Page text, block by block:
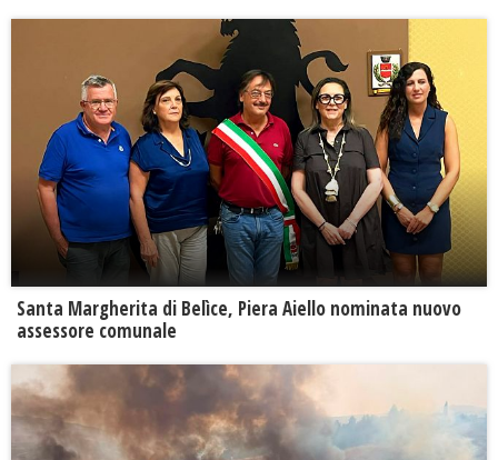
Santa Margherita di Belìce, Piera Aiello nominata nuovo
assessore comunale